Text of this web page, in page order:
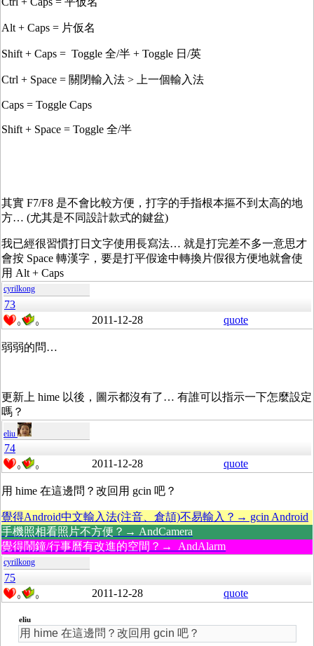
Alt + Caps = 片仮名
Shift + Caps = Toggle 全/半 + Toggle 日/英
Ctrl + Space = 關閉輸入法 > 上一個輸入法
Caps = Toggle Caps
Shift + Space = Toggle 全/半
其實 F7/F8 是不會比較方便，打字的手指根本摳不到太高的地
方… (尤其是不同設計款式的鍵盆)
我已經很習慣打日文字使用長寫法… 就是打完差不多一意思才
會按 Space 轉漢字，要是打平假途中轉換片假很方便地就會使
用 Alt + Caps
cyrilkong
73
0 0 2011-12-28 quote
弱弱的問…
更新上 hime 以後，圖示都沒有了… 有誰可以指示一下怎麼設定
嗎？
eliu
74
0 0 2011-12-28 quote
用 hime 在這邊問？改回用 gcin 吧？
覺得Android中文輸入法(注音、倉頡)不易輸入？→ gcin Android
手機照相看照片不方便？→ AndCamera
覺得鬧鐘/行事曆有改進的空間？→ AndAlarm
cyrilkong
75
0 0 2011-12-28 quote
eliu
用 hime 在這邊問？改回用 gcin 吧？